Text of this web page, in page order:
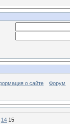
о сайте Форум
14 15